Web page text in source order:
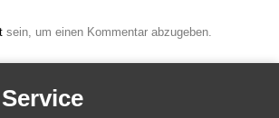
sein, um einen Kommentar abzugeben.